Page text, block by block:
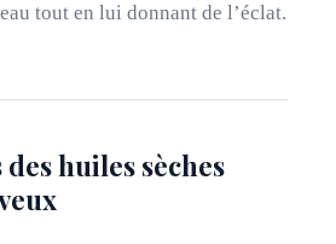
tout en lui donnant de l’éclat.
huiles sèches